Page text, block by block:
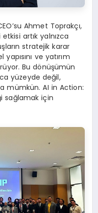
Ahmet Toprakçı,
artık yalnızca
stratejik karar
ve yatırım
Bu dönüşümün
yüzeyde değil,
mümkün. AI in Action:
sağlamak için